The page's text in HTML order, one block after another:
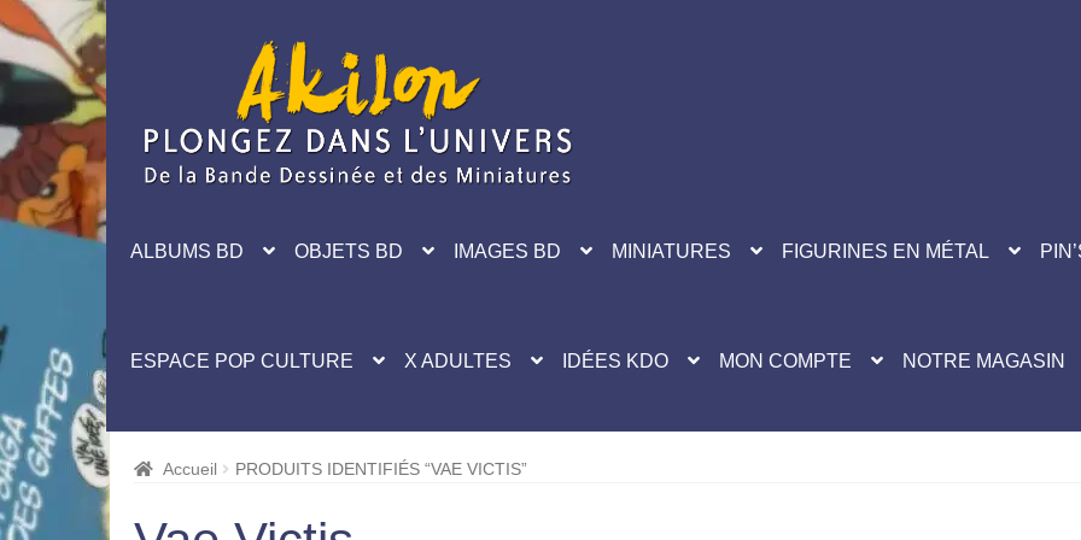
navigation
ALBUMS BD OBJETS BD IMAGES BD MINIATURES FIGURINES EN MÉTAL
ESPACE POP CULTURE X ADULTES IDÉES KDO MON COMPTE NOTRE MAGASIN
Accueil PRODUITS IDENTIFIÉS “VAE VICTIS”